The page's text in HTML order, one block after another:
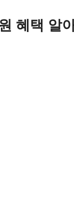
혜택 알